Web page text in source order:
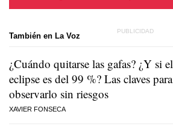
También en La Voz
¿Cuándo quitarse las gafas? ¿Y si el
eclipse es del 99 %? Las claves para
observarlo sin riesgos
XAVIER FONSECA